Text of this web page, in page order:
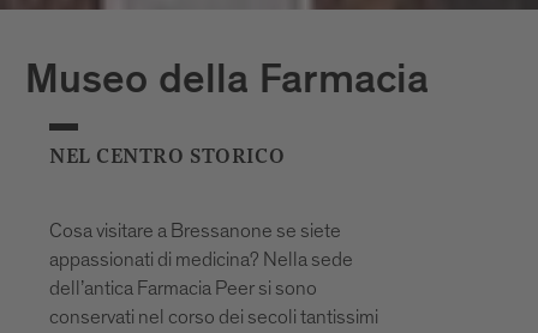
Museo della Farmacia
NEL CENTRO STORICO
Cosa visitare a Bressanone se siete
appassionati di medicina? Nella sede
dell’antica Farmacia Peer si sono
conservati nel corso dei secoli tantissimi